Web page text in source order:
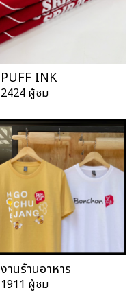
PUFF INK
2424 ผู้ชม
งานร้านอาหาร
1911 ผู้ชม